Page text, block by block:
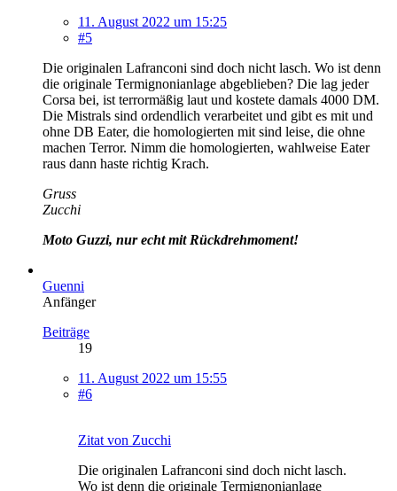
11. August 2022 um 15:25
#5
Die originalen Lafranconi sind doch nicht lasch. Wo ist denn
die originale Termignonianlage abgeblieben? Die lag jeder
Corsa bei, ist terrormäßig laut und kostete damals 4000 DM.
Die Mistrals sind ordendlich verarbeitet und gibt es mit und
ohne DB Eater, die homologierten mit sind leise, die ohne
machen Terror. Nimm die homologierten, wahlweise Eater
raus dann haste richtig Krach.
Gruss
Zucchi
Moto Guzzi, nur echt mit Rückdrehmoment!
Guenni
Anfänger
Beiträge
19
11. August 2022 um 15:55
#6
Zitat von Zucchi
Die originalen Lafranconi sind doch nicht lasch.
Wo ist denn die originale Termignonianlage